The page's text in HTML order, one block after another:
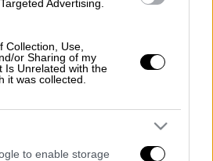
Advertising.
Collection, Use,
or Sharing of my
Is Unrelated with the
it was collected.
to enable storage
Δε φαίνεται
- Νέα
ιστολογικές που